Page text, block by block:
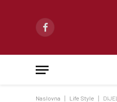
Facebook
Naslovna Life Style